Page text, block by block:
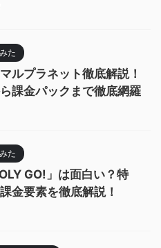
た
ルプラネット徹底解説！
課金パックまで徹底網羅
た
GO!」は面白い？特
金要素を徹底解説！